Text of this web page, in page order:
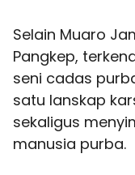
Selain Muaro
Pangkep,
seni cadas
satu lanskap
sekaligus
manusia purba.